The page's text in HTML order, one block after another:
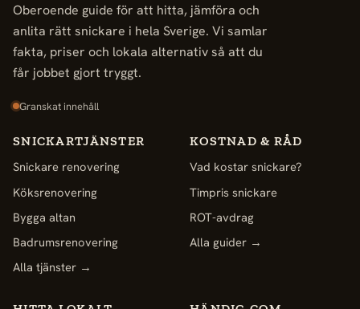
Oberoende guide för att hitta, jämföra och
anlita rätt snickare i hela Sverige. Vi samlar
fakta, priser och lokala alternativ så att du
får jobbet gjort tryggt.
Granskat innehåll
SNICKARTJÄNSTER
Snickare renovering
Köksrenovering
Bygga altan
Badrumsrenovering
Alla tjänster →
KOSTNAD & RÅD
Vad kostar snickare?
Timpris snickare
ROT-avdrag
Alla guider →